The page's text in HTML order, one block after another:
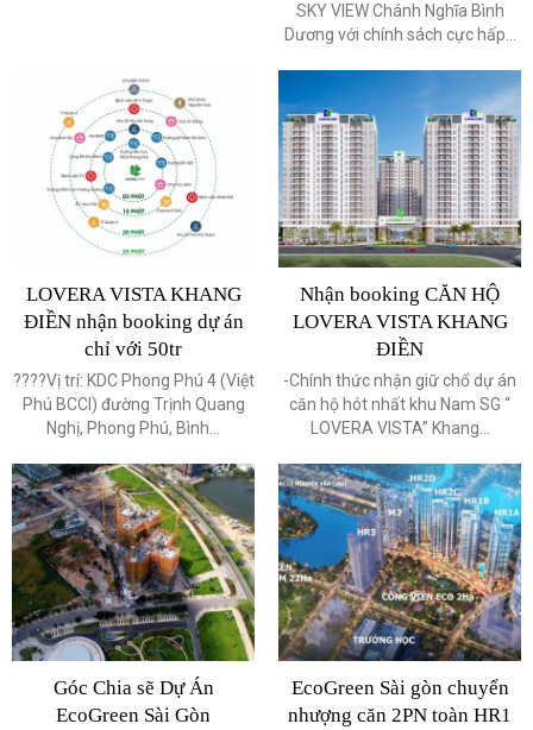
SKY VIEW Chánh Nghĩa Bình
Dương với chính sách cực hấp...
LOVERA VISTA KHANG
ĐIỀN nhận booking dự án
chỉ với 50tr
????Vị trí: KDC Phong Phú 4 (Việt
Phú BCCI) đường Trịnh Quang
Nghị, Phong Phú, Bình...
Nhận booking CĂN HỘ
LOVERA VISTA KHANG
ĐIỀN
-Chính thức nhận giữ chổ dự án
căn hộ hót nhất khu Nam SG “
LOVERA VISTA” Khang...
Góc Chia sẽ Dự Án
EcoGreen Sài Gòn
EcoGreen Sài gòn chuyển
nhượng căn 2PN toàn HR1